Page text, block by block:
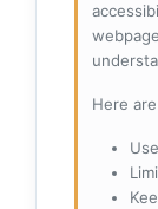
Here